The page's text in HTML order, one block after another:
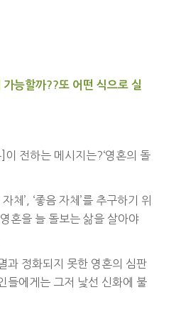
가능할까??또 어떤 식으로 실
전하는 메시지는?‘영혼의 돌
체’, ‘좋음 자체’를 추구하기 위
혼을 늘 돌보는 삶을 살아야
과 정화되지 못한 영혼의 심판
들에게는 그저 낯선 신화에 불